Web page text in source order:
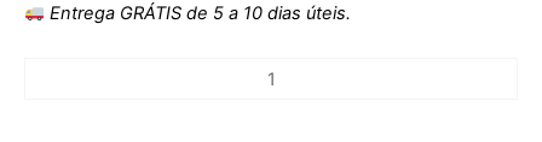
Entrega GRÁTIS de 5 a 10 dias úteis.